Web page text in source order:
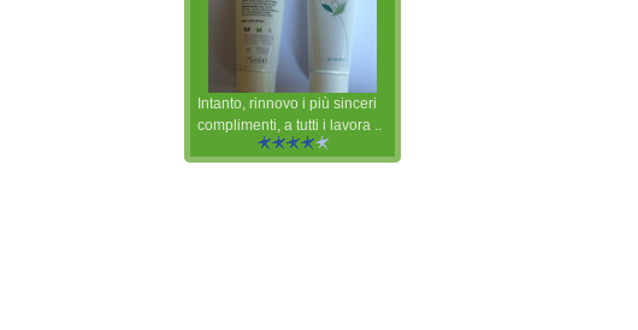
Intanto, rinnovo i più sinceri
complimenti, a tutti i lavora ..